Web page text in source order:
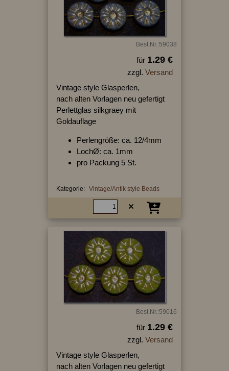
Best.Nr.:59038
für 1.29 €
zzgl. Versand
Vintage style Glasperlen,
nach alten Vorlagen neu gefertigt
Perlettglas silkgraey mit
Goldauflage
Perlengröße: ca. 12/4mm
LochØ: ca. 1mm
pro Packung 5 St.
Kategorie: Vintage/Antik style Beads
Best.Nr.:59016
für 1.29 €
zzgl. Versand
Vintage style Glasperlen,
nach alten Vorlagen neu gefertigt